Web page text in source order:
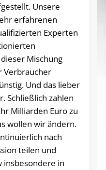
Unsere
erfahrenen
Experten
Mischung
Verbraucher
Und das lieber
Schließlich zahlen
Milliarden Euro zu
wollen wir ändern.
nach
teilen und
insbesondere in